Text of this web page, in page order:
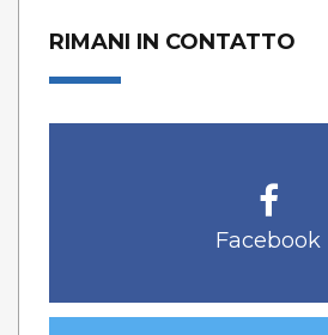
RIMANI IN CONTATTO
Facebook